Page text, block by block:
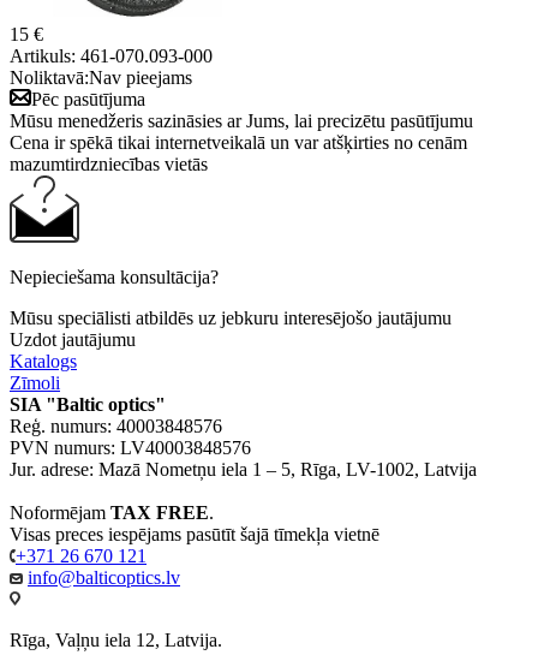
15 €
Artikuls: 461-070.093-000
Noliktavā:Nav pieejams
Pēc pasūtījuma
Mūsu menedžeris sazināsies ar Jums, lai precizētu pasūtījumu
Cena ir spēkā tikai internetveikalā un var atšķirties no cenām
mazumtirdzniecības vietās
Nepieciešama konsultācija?
Mūsu speciālisti atbildēs uz jebkuru interesējošo jautājumu
Uzdot jautājumu
Katalogs
Zīmoli
SIA "Baltic optics"
Reģ. numurs: 40003848576
PVN numurs: LV40003848576
Jur. adrese: Mazā Nometņu iela 1 – 5, Rīga, LV-1002, Latvija
Noformējam TAX FREE.
Visas preces iespējams pasūtīt šajā tīmekļa vietnē
+371 26 670 121
info@balticoptics.lv
Rīga, Vaļņu iela 12, Latvija.